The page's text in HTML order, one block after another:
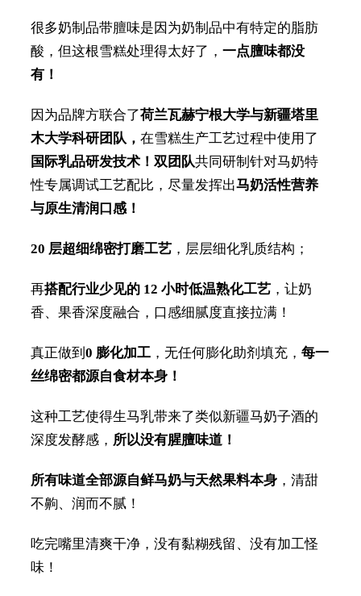
很多奶制品带膻味是因为奶制品中有特定的脂肪
酸，但这根雪糕处理得太好了， 一点膻味都没
有！
因为品牌方联合了荷兰瓦赫宁根大学与新疆塔里
木大学科研团队， 在雪糕生产工艺过程中使用了
国际乳品研发技术！双团队共同研制针对马奶特
性专属调试工艺配比，尽量发挥出马奶活性营养
与原生清润口感！
20 层超细绵密打磨工艺，层层细化乳质结构；
再搭配行业少见的 12 小时低温熟化工艺，让奶
香、果香深度融合，口感细腻度直接拉满！
真正做到 0 膨化加工，无任何膨化助剂填充， 每一
丝绵密都源自食材本身！
这种工艺使得生马乳带来了类似新疆马奶子酒的
深度发酵感， 所以没有腥膻味道！
所有味道全部源自鲜马奶与天然果料本身，清甜
不齁、润而不腻！
吃完嘴里清爽干净，没有黏糊残留、没有加工怪
味！